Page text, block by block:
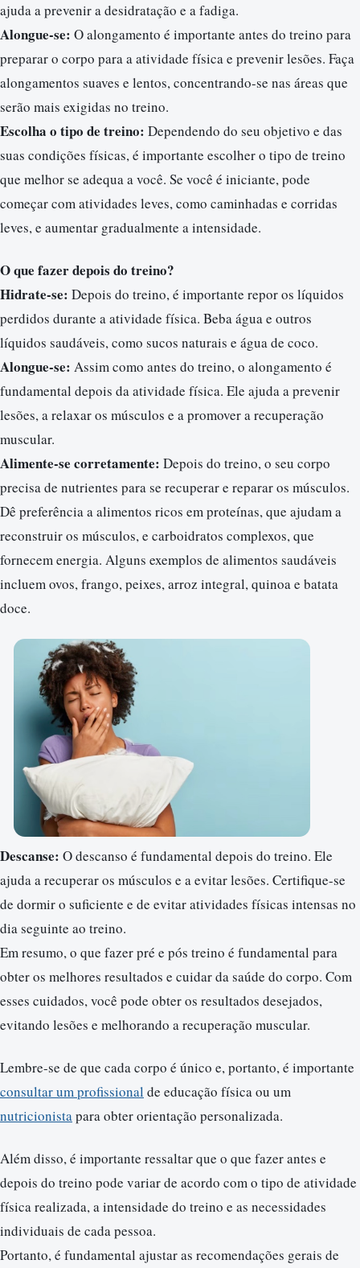
ajuda a prevenir a desidratação e a fadiga.
Alongue-se: O alongamento é importante antes do treino para
preparar o corpo para a atividade física e prevenir lesões. Faça
alongamentos suaves e lentos, concentrando-se nas áreas que
serão mais exigidas no treino.
Escolha o tipo de treino: Dependendo do seu objetivo e das
suas condições físicas, é importante escolher o tipo de treino
que melhor se adequa a você. Se você é iniciante, pode
começar com atividades leves, como caminhadas e corridas
leves, e aumentar gradualmente a intensidade.
O que fazer depois do treino?
Hidrate-se: Depois do treino, é importante repor os líquidos
perdidos durante a atividade física. Beba água e outros
líquidos saudáveis, como sucos naturais e água de coco.
Alongue-se: Assim como antes do treino, o alongamento é
fundamental depois da atividade física. Ele ajuda a prevenir
lesões, a relaxar os músculos e a promover a recuperação
muscular.
Alimente-se corretamente: Depois do treino, o seu corpo
precisa de nutrientes para se recuperar e reparar os músculos.
Dê preferência a alimentos ricos em proteínas, que ajudam a
reconstruir os músculos, e carboidratos complexos, que
fornecem energia. Alguns exemplos de alimentos saudáveis
incluem ovos, frango, peixes, arroz integral, quinoa e batata
doce.
Descanse: O descanso é fundamental depois do treino. Ele
ajuda a recuperar os músculos e a evitar lesões. Certifique-se
de dormir o suficiente e de evitar atividades físicas intensas no
dia seguinte ao treino.
Em resumo, o que fazer pré e pós treino é fundamental para
obter os melhores resultados e cuidar da saúde do corpo. Com
esses cuidados, você pode obter os resultados desejados,
evitando lesões e melhorando a recuperação muscular.
Lembre-se de que cada corpo é único e, portanto, é importante
consultar um profissional de educação física ou um
nutricionistapara obter orientação personalizada.
Além disso, é importante ressaltar que o que fazer antes e
depois do treino pode variar de acordo com o tipo de atividade
física realizada, a intensidade do treino e as necessidades
individuais de cada pessoa.
Portanto, é fundamental ajustar as recomendações gerais de